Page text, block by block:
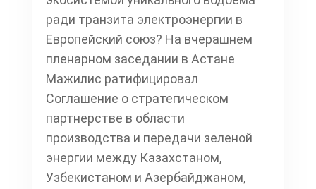
ради транзита электроэнергии в
Европейский союз? На вчерашнем
пленарном заседании в Астане
Мажилис ратифицировал
Соглашение о стратегическом
партнерстве в области
производства и передачи зеленой
энергии между Казахстаном,
Узбекистаном и Азербайджаном,